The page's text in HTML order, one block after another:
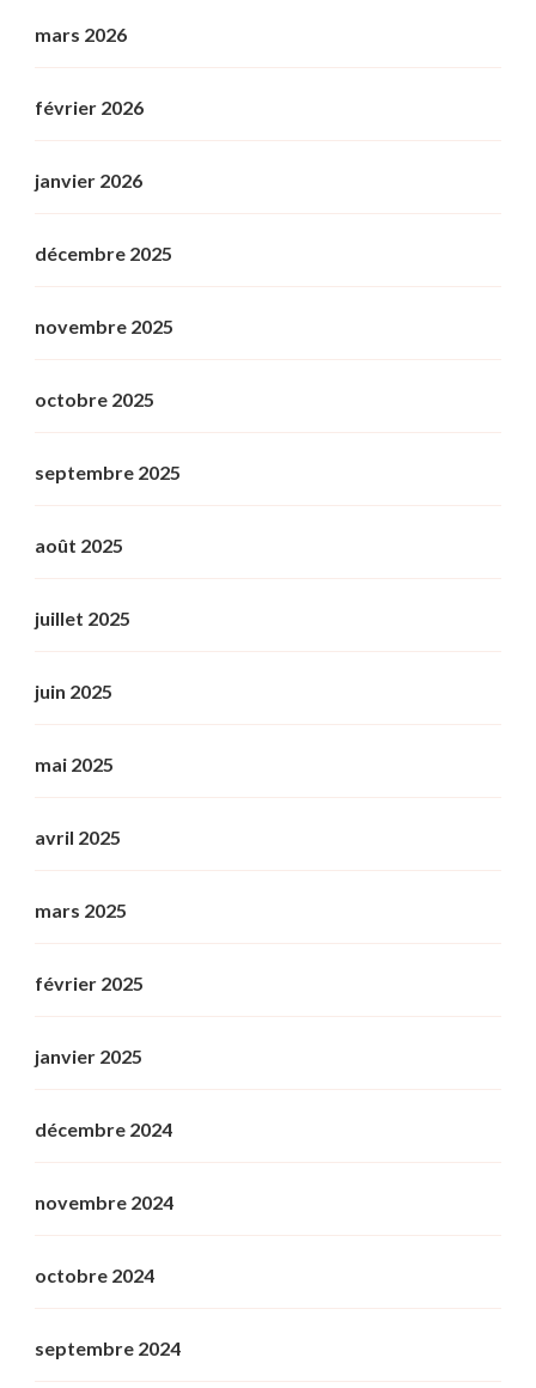
mars 2026
février 2026
janvier 2026
décembre 2025
novembre 2025
octobre 2025
septembre 2025
août 2025
juillet 2025
juin 2025
mai 2025
avril 2025
mars 2025
février 2025
janvier 2025
décembre 2024
novembre 2024
octobre 2024
septembre 2024